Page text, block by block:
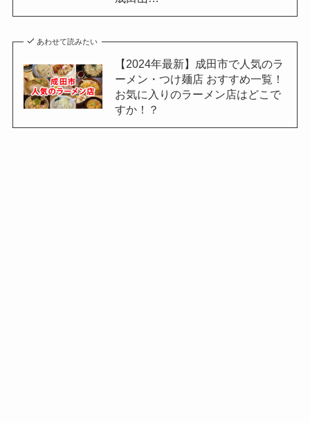
あわせて読みたい
【2024年最新】成田市で人気のラ
ーメン・つけ麺店 おすすめ一覧！
お気に入りのラーメン店はどこで
すか！？